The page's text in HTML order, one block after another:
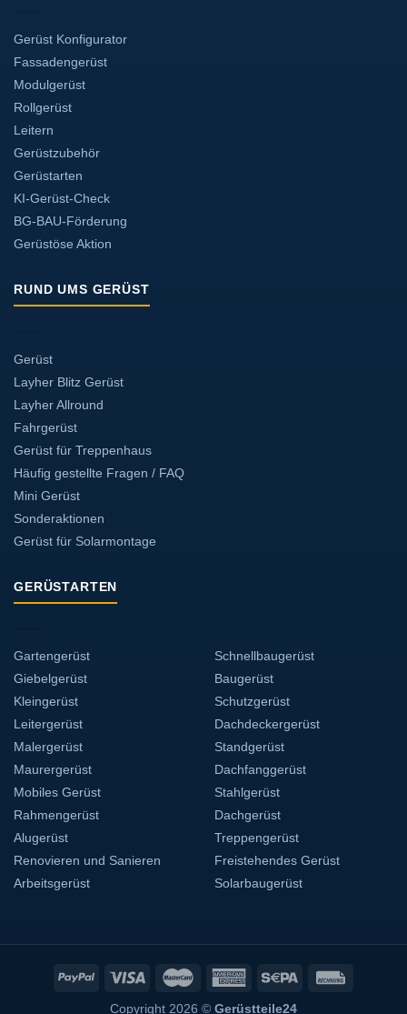
Gerüst Konfigurator
Fassadengerüst
Modulgerüst
Rollgerüst
Leitern
Gerüstzubehör
Gerüstarten
KI-Gerüst-Check
BG-BAU-Förderung
Gerüstöse Aktion
RUND UMS GERÜST
Gerüst
Layher Blitz Gerüst
Layher Allround
Fahrgerüst
Gerüst für Treppenhaus
Häufig gestellte Fragen / FAQ
Mini Gerüst
Sonderaktionen
Gerüst für Solarmontage
GERÜSTARTEN
Gartengerüst
Giebelgerüst
Kleingerüst
Leitergerüst
Malergerüst
Maurergerüst
Mobiles Gerüst
Rahmengerüst
Alugerüst
Renovieren und Sanieren
Arbeitsgerüst
Schnellbaugerüst
Baugerüst
Schutzgerüst
Dachdeckergerüst
Standgerüst
Dachfanggerüst
Stahlgerüst
Dachgerüst
Treppengerüst
Freistehendes Gerüst
Solarbaugerüst
Copyright 2026 © Gerüstteile24